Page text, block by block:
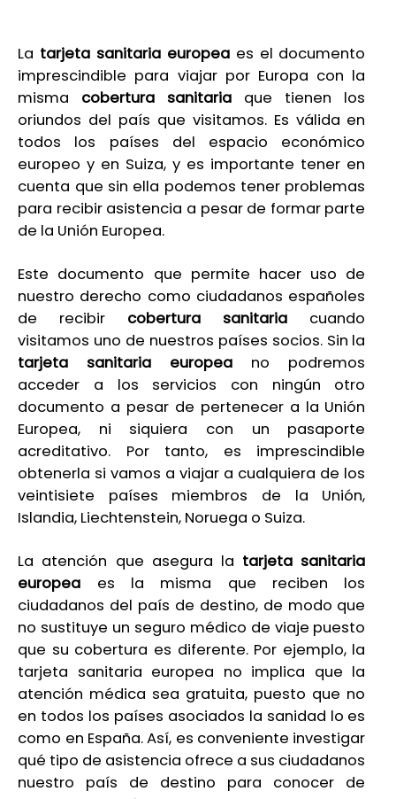
La tarjeta sanitaria europea es el documento
imprescindible para viajar por Europa con la
misma cobertura sanitaria que tienen los
oriundos del país que visitamos. Es válida en
todos los países del espacio económico
europeo y en Suiza, y es importante tener en
cuenta que sin ella podemos tener problemas
para recibir asistencia a pesar de formar parte
de la Unión Europea.
Este documento que permite hacer uso de
nuestro derecho como ciudadanos españoles
de recibir cobertura sanitaria cuando
visitamos uno de nuestros países socios. Sin la
tarjeta sanitaria europea no podremos
acceder a los servicios con ningún otro
documento a pesar de pertenecer a la Unión
Europea, ni siquiera con un pasaporte
acreditativo. Por tanto, es imprescindible
obtenerla si vamos a viajar a cualquiera de los
veintisiete países miembros de la Unión,
Islandia, Liechtenstein, Noruega o Suiza.
La atención que asegura la tarjeta sanitaria
europea es la misma que reciben los
ciudadanos del país de destino, de modo que
no sustituye un seguro médico de viaje puesto
que su cobertura es diferente. Por ejemplo, la
tarjeta sanitaria europea no implica que la
atención médica sea gratuita, puesto que no
en todos los países asociados la sanidad lo es
como en España. Así, es conveniente investigar
qué tipo de asistencia ofrece a sus ciudadanos
nuestro país de destino para conocer de